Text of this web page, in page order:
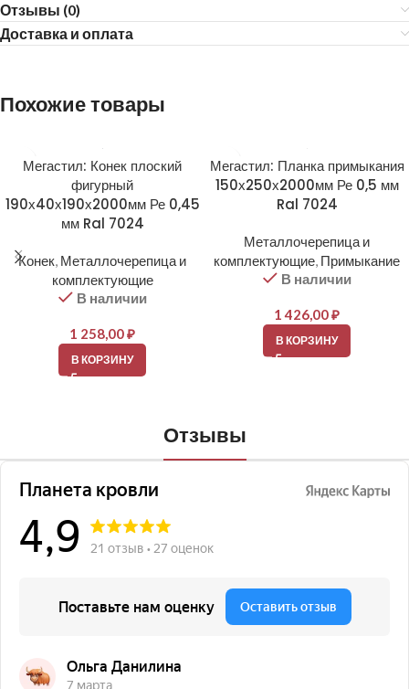
Отзывы (0)
Доставка и оплата
Похожие товары
Мегастил: Конек плоский
фигурный
190х40х190х2000мм Ре 0,45
мм Ral 7024
Конек, Металлочерепица и
комплектующие
В наличии
1 258,00₽
В КОРЗИНУ
Мегастил: Планка примыкания
150х250х2000мм Ре 0,5 мм
Ral 7024
Металлочерепица и
комплектующие, Примыкание
В наличии
1 426,00₽
В КОРЗИНУ
Отзывы